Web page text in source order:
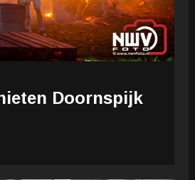
Doornspijk